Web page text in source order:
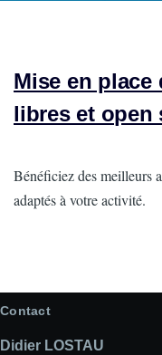
Mise en
libres et open
Intro
Bénéficiez des meilleurs
adaptés à votre activité.
Contact
Didier LOSTAU